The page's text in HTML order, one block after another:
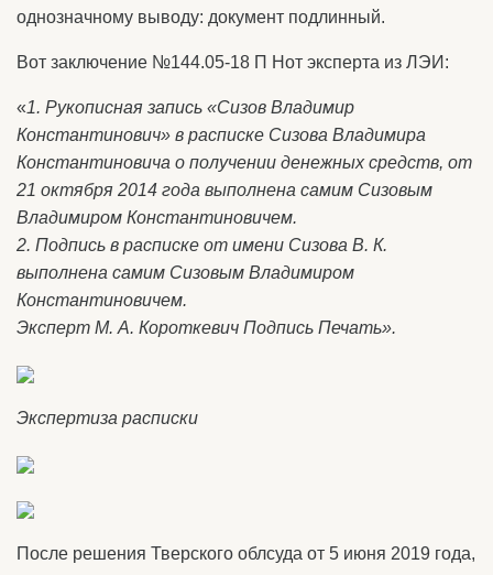
однозначному выводу: документ подлинный.
Вот заключение №144.05-18 П Нот эксперта из ЛЭИ:
«1. Рукописная запись «Сизов Владимир
Константинович» в расписке Сизова Владимира
Константиновича о получении денежных средств, от
21 октября 2014 года выполнена самим Сизовым
Владимиром Константиновичем.
2. Подпись в расписке от имени Сизова В. К.
выполнена самим Сизовым Владимиром
Константиновичем.
Эксперт М. А. Короткевич Подпись Печать».
Экспертиза расписки
После решения Тверского облсуда от 5 июня 2019 года,